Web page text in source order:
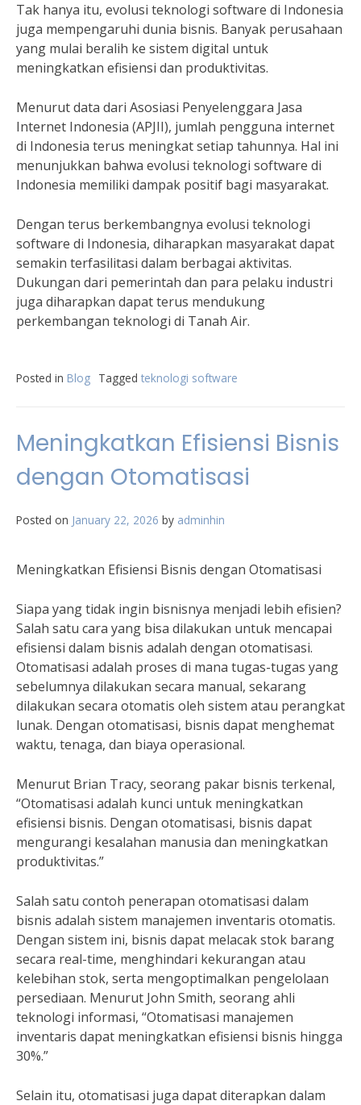
Tak hanya itu, evolusi teknologi software di Indonesia
juga mempengaruhi dunia bisnis. Banyak perusahaan
yang mulai beralih ke sistem digital untuk
meningkatkan efisiensi dan produktivitas.
Menurut data dari Asosiasi Penyelenggara Jasa
Internet Indonesia (APJII), jumlah pengguna internet
di Indonesia terus meningkat setiap tahunnya. Hal ini
menunjukkan bahwa evolusi teknologi software di
Indonesia memiliki dampak positif bagi masyarakat.
Dengan terus berkembangnya evolusi teknologi
software di Indonesia, diharapkan masyarakat dapat
semakin terfasilitasi dalam berbagai aktivitas.
Dukungan dari pemerintah dan para pelaku industri
juga diharapkan dapat terus mendukung
perkembangan teknologi di Tanah Air.
Posted in Blog Tagged teknologi software
Meningkatkan Efisiensi Bisnis
dengan Otomatisasi
Posted on January 22, 2026 by adminhin
Meningkatkan Efisiensi Bisnis dengan Otomatisasi
Siapa yang tidak ingin bisnisnya menjadi lebih efisien?
Salah satu cara yang bisa dilakukan untuk mencapai
efisiensi dalam bisnis adalah dengan otomatisasi.
Otomatisasi adalah proses di mana tugas-tugas yang
sebelumnya dilakukan secara manual, sekarang
dilakukan secara otomatis oleh sistem atau perangkat
lunak. Dengan otomatisasi, bisnis dapat menghemat
waktu, tenaga, dan biaya operasional.
Menurut Brian Tracy, seorang pakar bisnis terkenal,
“Otomatisasi adalah kunci untuk meningkatkan
efisiensi bisnis. Dengan otomatisasi, bisnis dapat
mengurangi kesalahan manusia dan meningkatkan
produktivitas.”
Salah satu contoh penerapan otomatisasi dalam
bisnis adalah sistem manajemen inventaris otomatis.
Dengan sistem ini, bisnis dapat melacak stok barang
secara real-time, menghindari kekurangan atau
kelebihan stok, serta mengoptimalkan pengelolaan
persediaan. Menurut John Smith, seorang ahli
teknologi informasi, “Otomatisasi manajemen
inventaris dapat meningkatkan efisiensi bisnis hingga
30%.”
Selain itu, otomatisasi juga dapat diterapkan dalam